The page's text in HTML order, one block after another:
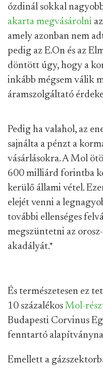
ózdinál sokkal
akarta megvásárolni
amely azonban nem
pedig az E.On és az
döntött úgy, hogy a
inkább mégsem válik
áramszolgáltató
Pedig ha valahol, az
sajnálta a pénzt a
vásárlásokra. A Mol
600 milliárd forintba
kerülő állami vétel.
elejét venni a
további ellenséges
megszüntetni az
akadályát.*
És természetesen ez
10 százalékos Mol-
Budapesti Corvinus
fenntartó
Emellett a